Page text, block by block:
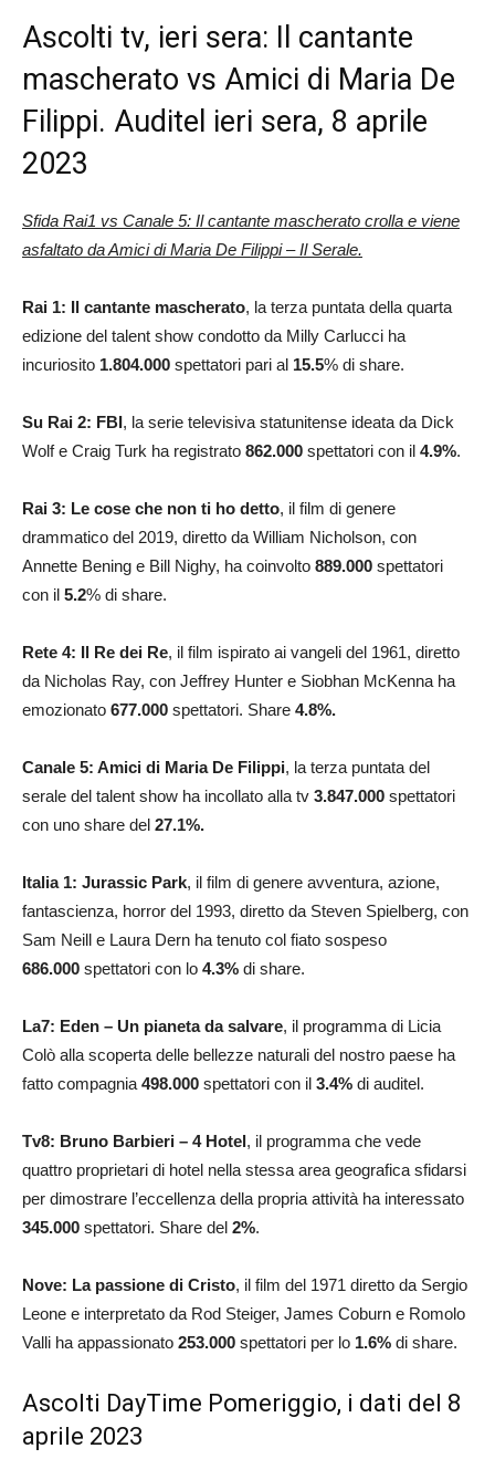
Ascolti tv, ieri sera: Il cantante
mascherato vs Amici di Maria De
Filippi. Auditel ieri sera, 8 aprile
2023
Sfida Rai1 vs Canale 5: Il cantante mascherato crolla e viene
asfaltato da Amici di Maria De Filippi – Il Serale.
Rai 1: Il cantante mascherato, la terza puntata della quarta
edizione del talent show condotto da Milly Carlucci ha
incuriosito 1.804.000 spettatori pari al 15.5% di share.
Su Rai 2: FBI, la serie televisiva statunitense ideata da Dick
Wolf e Craig Turk ha registrato 862.000 spettatori con il 4.9%.
Rai 3: Le cose che non ti ho detto, il film di genere
drammatico del 2019, diretto da William Nicholson, con
Annette Bening e Bill Nighy, ha coinvolto 889.000 spettatori
con il 5.2% di share.
Rete 4: Il Re dei Re, il film ispirato ai vangeli del 1961, diretto
da Nicholas Ray, con Jeffrey Hunter e Siobhan McKenna ha
emozionato 677.000 spettatori. Share 4.8%.
Canale 5: Amici di Maria De Filippi, la terza puntata del
serale del talent show ha incollato alla tv 3.847.000 spettatori
con uno share del 27.1%.
Italia 1: Jurassic Park, il film di genere avventura, azione,
fantascienza, horror del 1993, diretto da Steven Spielberg, con
Sam Neill e Laura Dern ha tenuto col fiato sospeso
686.000 spettatori con lo 4.3% di share.
La7: Eden – Un pianeta da salvare, il programma di Licia
Colò alla scoperta delle bellezze naturali del nostro paese ha
fatto compagnia 498.000 spettatori con il 3.4% di auditel.
Tv8: Bruno Barbieri – 4 Hotel, il programma che vede
quattro proprietari di hotel nella stessa area geografica sfidarsi
per dimostrare l’eccellenza della propria attività ha interessato
345.000 spettatori. Share del 2%.
Nove: La passione di Cristo, il film del 1971 diretto da Sergio
Leone e interpretato da Rod Steiger, James Coburn e Romolo
Valli ha appassionato 253.000 spettatori per lo 1.6% di share.
Ascolti DayTime Pomeriggio, i dati del 8
aprile 2023